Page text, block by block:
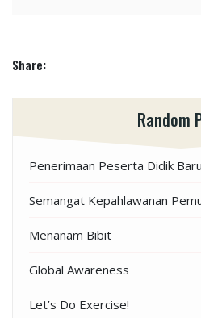
Share:
Random
Penerimaan Peserta Didik
Semangat Kepahlawanan
Menanam Bibit
Global Awareness
Let’s Do Exercise!